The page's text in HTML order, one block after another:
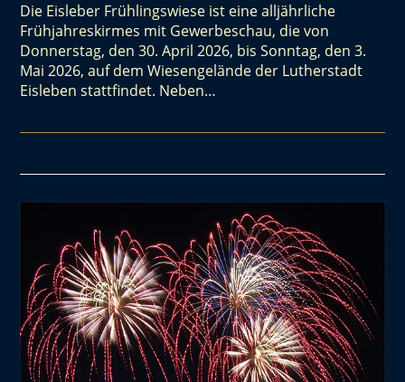
Die Eisleber Frühlingswiese ist eine alljährliche
Frühjahreskirmes mit Gewerbeschau, die von
Donnerstag, den 30. April 2026, bis Sonntag, den 3.
Mai 2026, auf dem Wiesengelände der Lutherstadt
Eisleben stattfindet. Neben…